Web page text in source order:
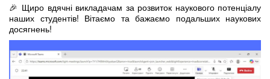
🎉 Щиро вдячні викладачам за розвиток наукового потенціалу
наших студентів! Вітаємо та бажаємо подальших наукових
досягнень!